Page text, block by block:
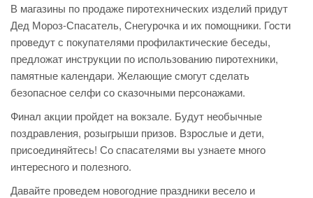
В магазины по продаже пиротехнических изделий придут
Дед Мороз-Спасатель, Снегурочка и их помощники. Гости
проведут с покупателями профилактические беседы,
предложат инструкции по использованию пиротехники,
памятные календари. Желающие смогут сделать
безопасное селфи со сказочными персонажами.
Финал акции пройдет на вокзале. Будут необычные
поздравления, розыгрыши призов. Взрослые и дети,
присоединяйтесь! Со спасателями вы узнаете много
интересного и полезного.
Давайте проведем новогодние праздники весело и